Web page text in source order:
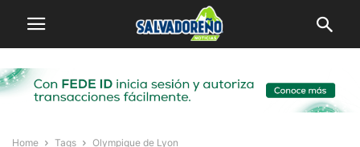
Home Tags Olympique de Lyon